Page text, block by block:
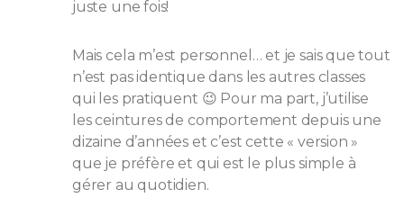
juste une fois!
Mais cela m’est personnel… et je sais que tout
n’est pas identique dans les autres classes
qui les pratiquent 😉 Pour ma part, j’utilise
les ceintures de comportement depuis une
dizaine d’années et c’est cette « version »
que je préfère et qui est le plus simple à
gérer au quotidien.